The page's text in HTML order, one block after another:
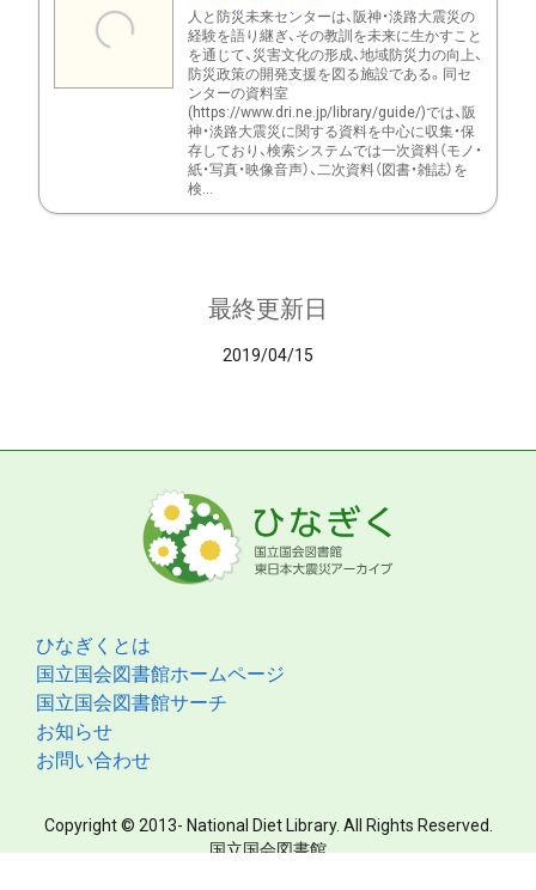
人と防災未来センターは、阪神・淡路大震災の
経験を語り継ぎ、その教訓を未来に生かすこと
を通じて、災害文化の形成、地域防災力の向上、
防災政策の開発支援を図る施設である。同セ
ンターの資料室
(https://www.dri.ne.jp/library/guide/)では、阪
神・淡路大震災に関する資料を中心に収集・保
存しており、検索システムでは一次資料（モノ・
紙・写真・映像音声）、二次資料（図書・雑誌）を
検...
最終更新日
2019/04/15
ひなぎくとは
国立国会図書館ホームページ
国立国会図書館サーチ
お知らせ
お問い合わせ
Copyright © 2013- National Diet Library. All Rights Reserved.